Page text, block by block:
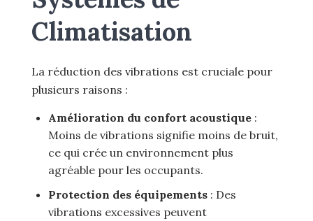
Climatisation
La réduction des vibrations est cruciale pour
plusieurs raisons :
Amélioration du confort acoustique :
Moins de vibrations signifie moins de bruit,
ce qui crée un environnement plus
agréable pour les occupants.
Protection des équipements : Des
vibrations excessives peuvent